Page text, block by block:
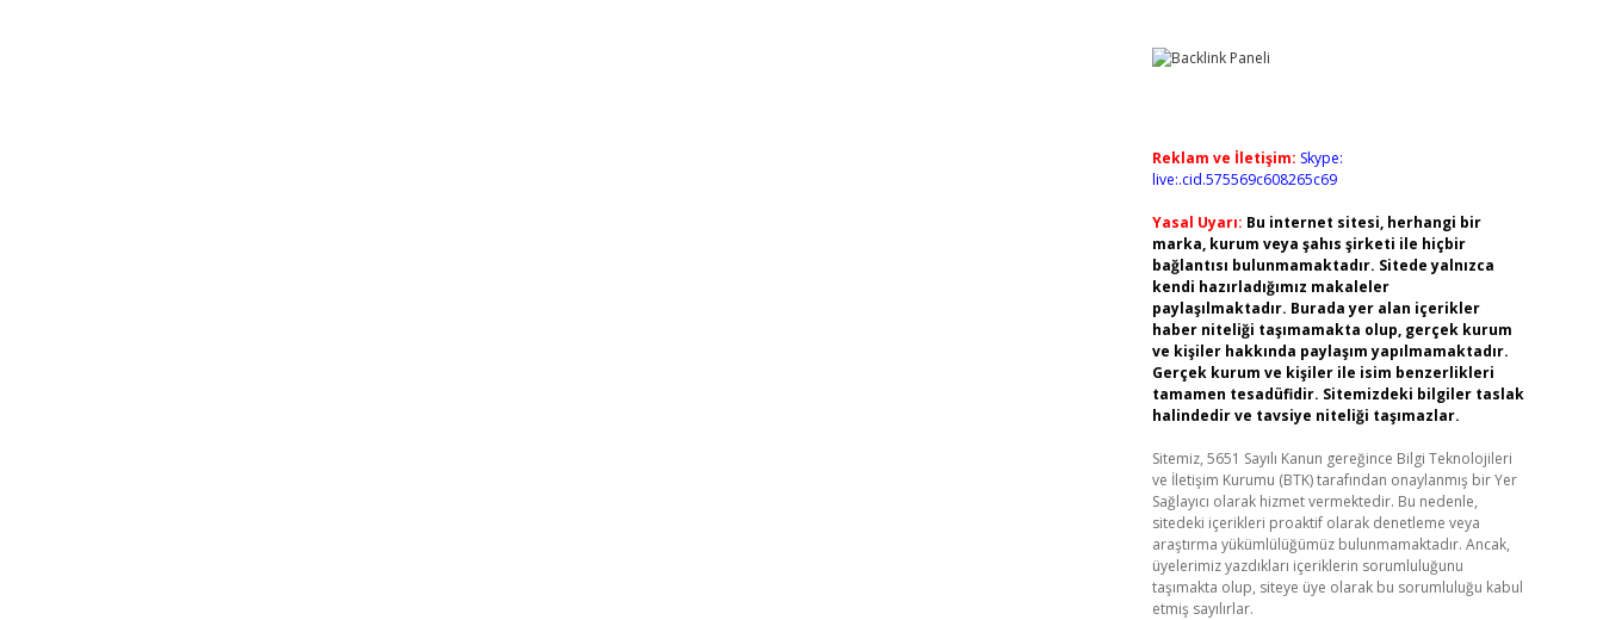
Reklam ve İletişim: Skype:
live:.cid.575569c608265c69
Yasal Uyarı: Bu internet sitesi, herhangi bir
marka, kurum veya şahıs şirketi ile hiçbir
bağlantısı bulunmamaktadır. Sitede yalnızca
kendi hazırladığımız makaleler
paylaşılmaktadır. Burada yer alan içerikler
haber niteliği taşımamakta olup, gerçek kurum
ve kişiler hakkında paylaşım yapılmamaktadır.
Gerçek kurum ve kişiler ile isim benzerlikleri
tamamen tesadüfidir. Sitemizdeki bilgiler taslak
halindedir ve tavsiye niteliği taşımazlar.
Sitemiz, 5651 Sayılı Kanun gereğince Bilgi Teknolojileri
ve İletişim Kurumu (BTK) tarafından onaylanmış bir Yer
Sağlayıcı olarak hizmet vermektedir. Bu nedenle,
sitedeki içerikleri proaktif olarak denetleme veya
araştırma yükümlülüğümüz bulunmamaktadır. Ancak,
üyelerimiz yazdıkları içeriklerin sorumluluğunu
taşımakta olup, siteye üye olarak bu sorumluluğu kabul
etmiş sayılırlar.